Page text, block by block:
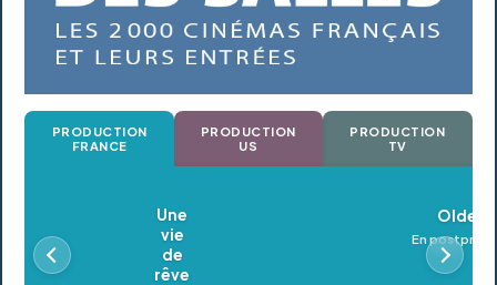
PRODUCTION
FRANCE
PRODUCTION
US
PRODUCTION
TV
Oldeupe
En postproduction